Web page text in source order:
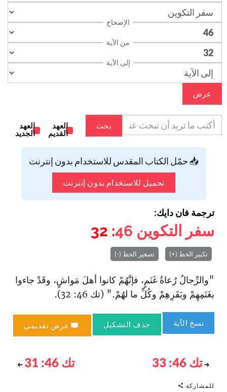
الإصحاح
من الآية
إلى الآية
عرض
بحث
العهد
القديم
العهد
الجديد
📥 حمّل الكتاب المقدس للاستخدام بدون إنترنت
تحميل للاستخدام بدون إنترنت
ترجمة فان دايك:
سفر التكوين 46
: 32
تكبير الخط (+) تصغير الخط (-)
"والرِّجالُ رُعاةُ غَنَمٍ، فإنَّهُمْ كانوا أهلَ مَواشٍ، وقَدْ جاءوا
بغَنَمِهِمْ وبَقَرِهِمْ وكُلِّ ما لهُمْ." (تك 46: 32).
نسخ الآية حذف التشكيل عرض تقديمي
تك 46: 33 تك 46: 31
للمشاركة